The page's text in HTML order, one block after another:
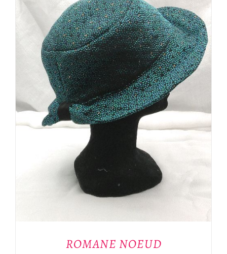
ROMANE NOEUD